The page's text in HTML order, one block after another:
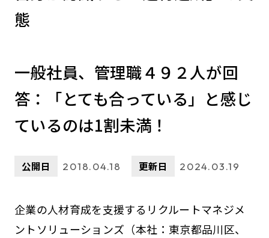
態
一般社員、管理職４９２人が回
答：「とても合っている」と感じ
ているのは1割未満！
公開日 2018.04.18 更新日 2024.03.19
企業の人材育成を支援するリクルートマネジメ
ントソリューションズ（本社：東京都品川区、